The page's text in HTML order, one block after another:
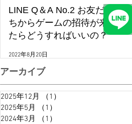
LINE Q＆A No.2 お友だ
ちからゲームの招待が来
たらどうすればいいの？
2022年8月20日
アーカイブ
2025年12月 （1）
2025年5月
（1）
2024年3月
（1）